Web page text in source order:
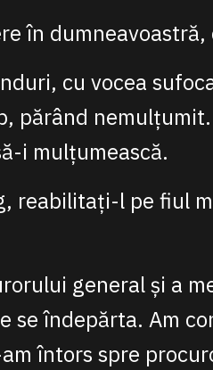
în
cu vocea
părând
i mulțumească.
reabilitați-l pe fiul
general și a
se îndepărta. Am
întors spre